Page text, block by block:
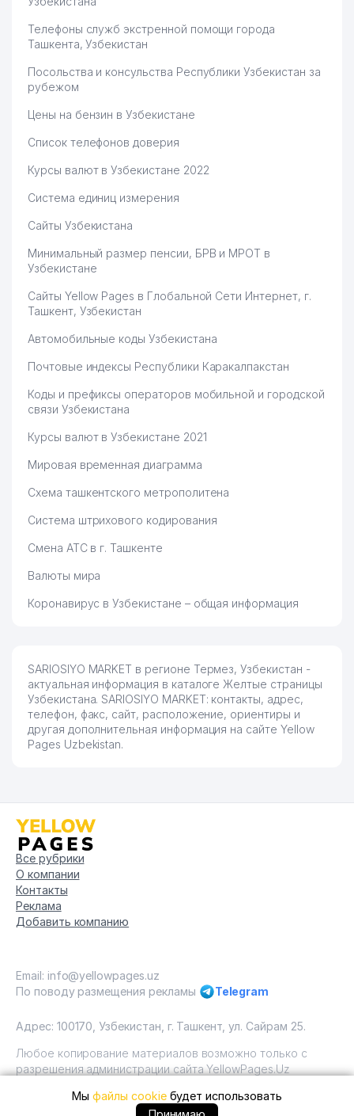
Телефоны служб экстренной помощи города
Ташкента, Узбекистан
Посольства и консульства Республики Узбекистан за
рубежом
Цены на бензин в Узбекистане
Список телефонов доверия
Курсы валют в Узбекистане 2022
Система единиц измерения
Сайты Узбекистана
Минимальный размер пенсии, БРВ и МРОТ в
Узбекистане
Сайты Yellow Pages в Глобальной Сети Интернет, г.
Ташкент, Узбекистан
Автомобильные коды Узбекистана
Почтовые индексы Республики Каракалпакстан
Коды и префиксы операторов мобильной и городской
связи Узбекистана
Курсы валют в Узбекистане 2021
Мировая временная диаграмма
Схема ташкентского метрополитена
Система штрихового кодирования
Смена АТС в г. Ташкенте
Валюты мира
Коронавирус в Узбекистане – общая информация
SARIOSIYO MARKET в регионе Термез, Узбекистан -
актуальная информация в каталоге Желтые страницы
Узбекистана. SARIOSIYO MARKET: контакты, адрес,
телефон, факс, сайт, расположение, ориентиры и
другая дополнительная информация на сайте Yellow
Pages Uzbekistan.
Все рубрики
О компании
Контакты
Реклама
Добавить компанию
Email: info@yellowpages.uz
По поводу размещения рекламы
Telegram
Адрес: 100170, Узбекистан, г. Ташкент, ул. Сайрам 25.
Любое копирование материалов возможно только с
разрешения администрации сайта YellowPages.Uz
Copyright © Yellow Pages Uzbekistan, 2009 - 2026 / ООО
"Yellow Pages". Все права защищены All rights reserved.
Мыфайлы cookieбудет использовать